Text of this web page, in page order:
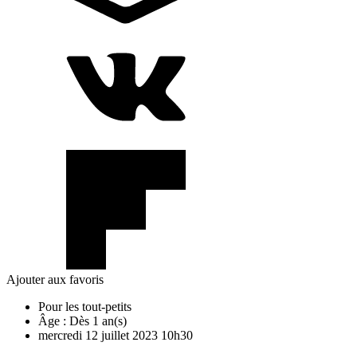
Ajouter aux favoris
Pour les tout-petits
Âge : Dès 1 an(s)
mercredi 12 juillet 2023 10h30